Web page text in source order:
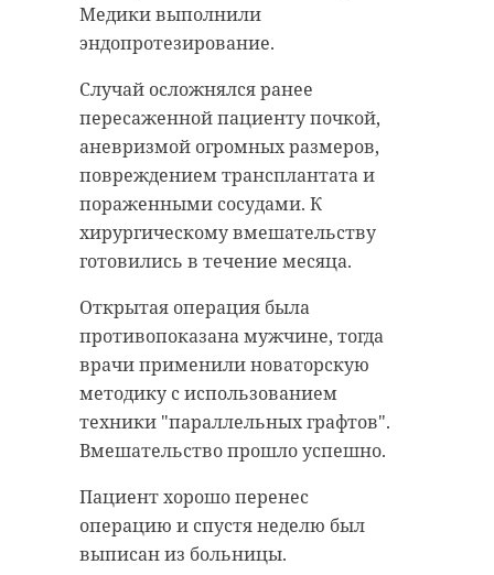
Медики выполнили
эндопротезирование.
Случай осложнялся ранее
пересаженной пациенту почкой,
аневризмой огромных размеров,
повреждением трансплантата и
пораженными сосудами. К
хирургическому вмешательству
готовились в течение месяца.
Открытая операция была
противопоказана мужчине, тогда
врачи применили новаторскую
методику с использованием
техники "параллельных графтов".
Вмешательство прошло успешно.
Пациент хорошо перенес
операцию и спустя неделю был
выписан из больницы.